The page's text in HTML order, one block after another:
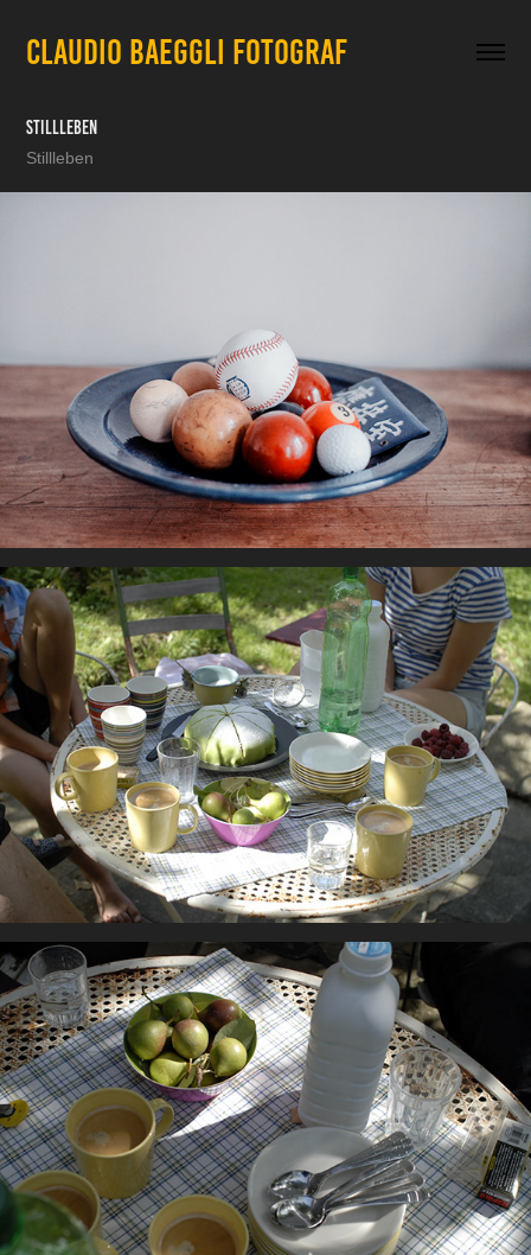
CLAUDIO BAEGGLI FOTOGRAF
Stillleben
Stillleben